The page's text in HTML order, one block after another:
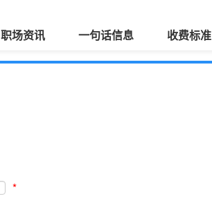
职场资讯 一句话信息 收费标准
*